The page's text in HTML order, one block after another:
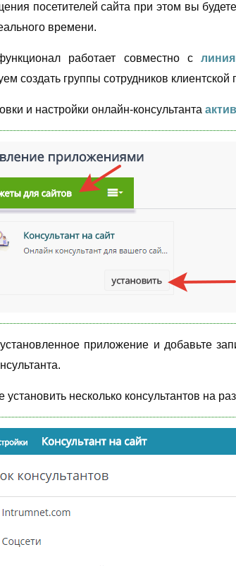
посетителей сайта при этом вы
времени.
работает совместно с
создать группы сотрудников клиентской
и настройки онлайн-консультанта
приложение и добавьте
несколько консультантов на